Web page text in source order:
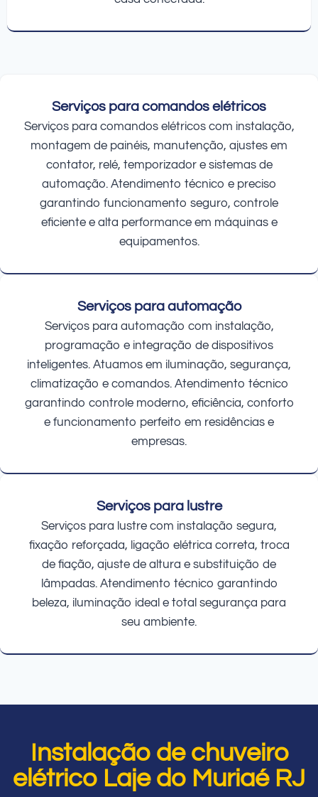
Serviços para comandos elétricos
Serviços para comandos elétricos com instalação,
montagem de painéis, manutenção, ajustes em
contator, relé, temporizador e sistemas de
automação. Atendimento técnico e preciso
garantindo funcionamento seguro, controle
eficiente e alta performance em máquinas e
equipamentos.
Serviços para automação
Serviços para automação com instalação,
programação e integração de dispositivos
inteligentes. Atuamos em iluminação, segurança,
climatização e comandos. Atendimento técnico
garantindo controle moderno, eficiência, conforto
e funcionamento perfeito em residências e
empresas.
Serviços para lustre
Serviços para lustre com instalação segura,
fixação reforçada, ligação elétrica correta, troca
de fiação, ajuste de altura e substituição de
lâmpadas. Atendimento técnico garantindo
beleza, iluminação ideal e total segurança para
seu ambiente.
Instalação de chuveiro
elétrico Laje do Muriaé RJ